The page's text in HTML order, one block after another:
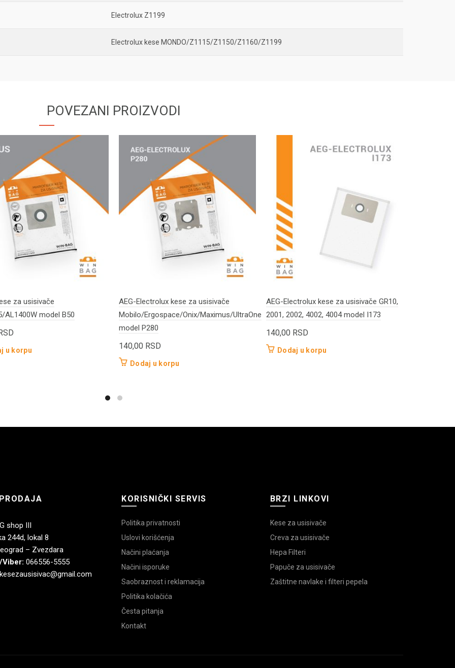
Electrolux Z1199
Electrolux kese MONDO/Z1115/Z1150/Z1160/Z1199
POVEZANI PROIZVODI
za usisivače
AL1400W model B50
u korpu
AEG-Electrolux kese za usisivače
Mobilo/Ergospace/Onix/Maximus/UltraOne
model P280
140,00 RSD
Dodaj u korpu
AEG-Electrolux kese za usisivače GR10,
2001, 2002, 4002, 4004 model I173
140,00 RSD
Dodaj u korpu
shop III
244d, lokal 8
– Zvezdara
066556-5555
KORISNIČKI SERVIS
Politika privatnosti
Uslovi korišćenja
Načini plaćanja
Načini isporuke
Saobraznost i reklamacija
Politika kolačića
Česta pitanja
Kontakt
BRZI LINKOVI
Kese za usisivače
Creva za usisivače
Hepa Filteri
Papuče za usisivače
Zaštitne navlake i filteri pepela